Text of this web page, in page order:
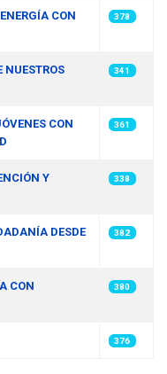
CON
378
NUESTROS
341
CON
361
Y
338
DESDE
382
CON
380
376